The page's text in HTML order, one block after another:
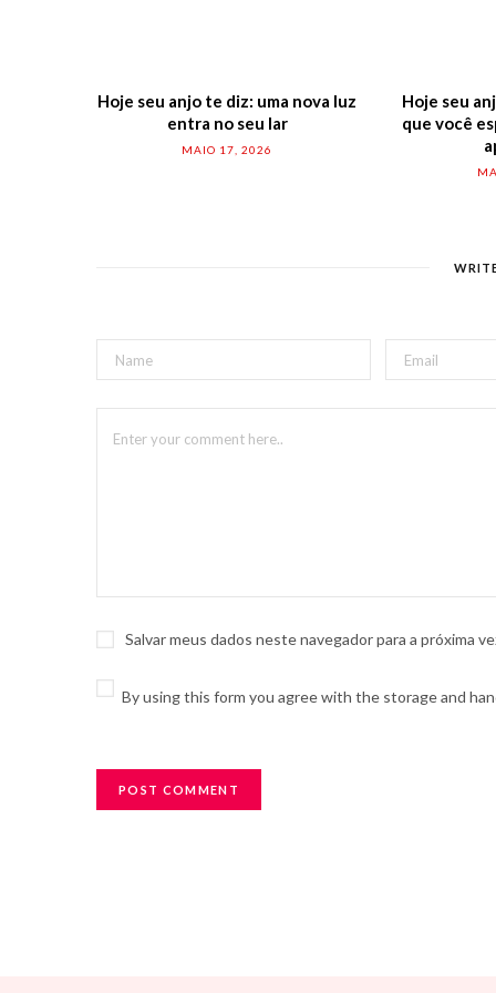
Hoje seu anjo te diz: uma nova luz
entra no seu lar
MAIO 17, 2026
Hoje seu
que você
Salvar meus dados neste navegador para a próxima
By using this form you agree with the storage and